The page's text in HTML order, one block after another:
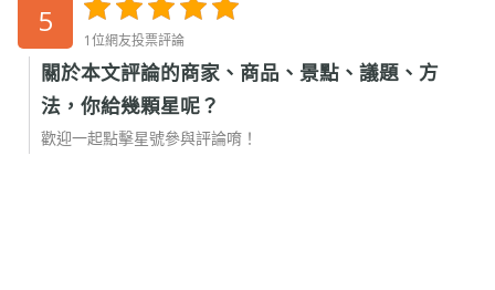
5
1位網友投票評論
關於本文評論的商家、商品、景點、議題、方
法，你給幾顆星呢？
歡迎一起點擊星號參與評論唷！